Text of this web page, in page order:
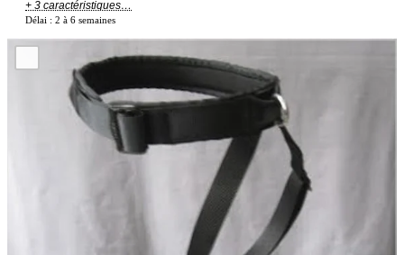
+ 3 caractéristiques…
Délai : 2 à 6 semaines